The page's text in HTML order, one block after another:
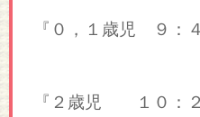
『０，１歳児 ９：
『２歳児 １０：２